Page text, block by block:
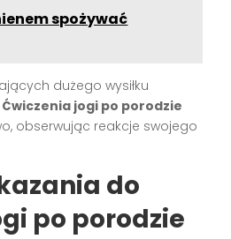
spożywać
dużego wysiłku
Ćwiczenia jogi po porodzie
obserwując reakcje swojego
do
po porodzie